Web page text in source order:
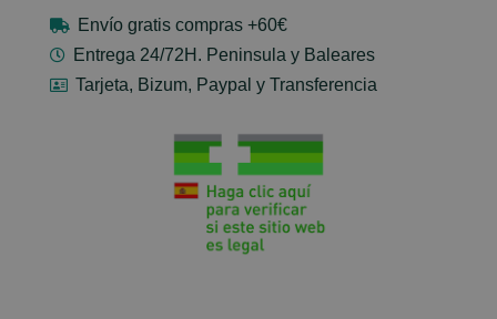
Envío gratis compras +60€
Entrega 24/72H. Peninsula y Baleares
Tarjeta, Bizum, Paypal y Transferencia